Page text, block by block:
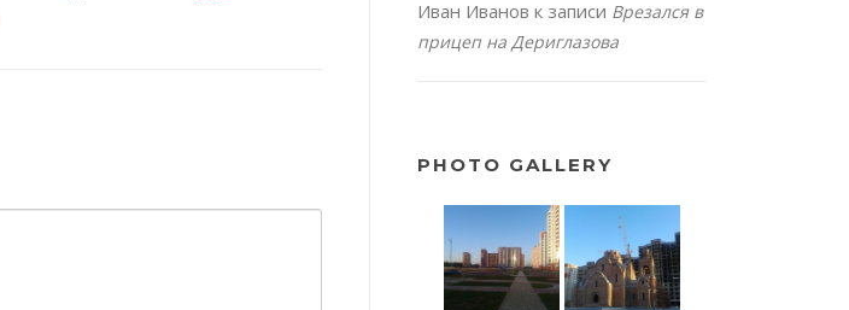
Иван Иванов к записи Врезался в
прицеп на Дериглазова
PHOTO GALLERY